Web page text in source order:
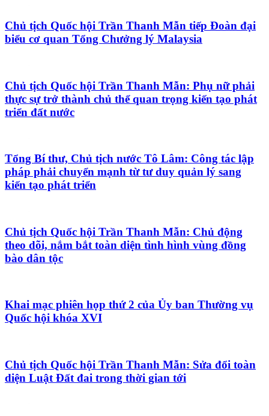
Chủ tịch Quốc hội Trần Thanh Mẫn tiếp Đoàn đại
biểu cơ quan Tổng Chưởng lý Malaysia
Chủ tịch Quốc hội Trần Thanh Mẫn: Phụ nữ phải
thực sự trở thành chủ thể quan trọng kiến tạo phát
triển đất nước
Tổng Bí thư, Chủ tịch nước Tô Lâm: Công tác lập
pháp phải chuyển mạnh từ tư duy quản lý sang
kiến tạo phát triển
Chủ tịch Quốc hội Trần Thanh Mẫn: Chủ động
theo dõi, nắm bắt toàn diện tình hình vùng đồng
bào dân tộc
Khai mạc phiên họp thứ 2 của Ủy ban Thường vụ
Quốc hội khóa XVI
Chủ tịch Quốc hội Trần Thanh Mẫn: Sửa đổi toàn
diện Luật Đất đai trong thời gian tới